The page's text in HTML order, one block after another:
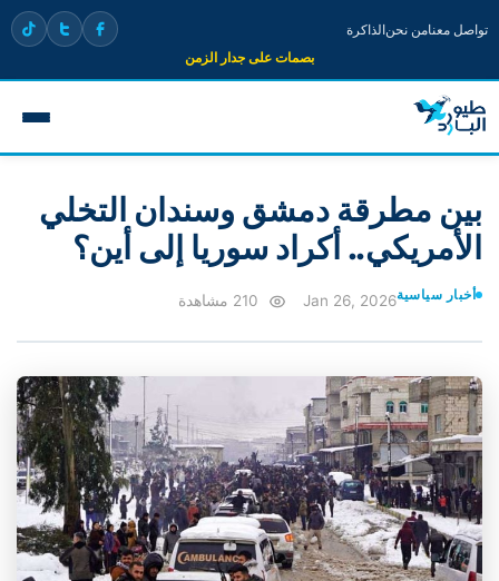
تواصل معنامن نحنالذاكرة
بصمات على جدار الزمن
بين مطرقة دمشق وسندان التخلي
الأمريكي.. أكراد سوريا إلى أين؟
أخبار سياسيةJan 26, 2026